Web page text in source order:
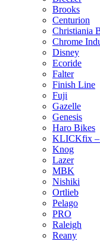
Brooks
Centurion
Christiania
Chrome
Disney
Ecoride
Falter
Finish Line
Fuji
Gazelle
Genesis
Haro Bikes
KLICKfix –
Knog
Lazer
MBK
Nishiki
Ortlieb
Pelago
PRO
Raleigh
Reany